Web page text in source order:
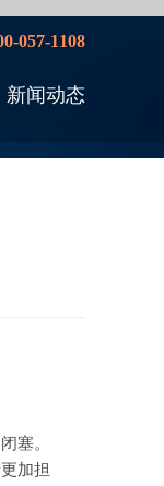
新闻动态
057-1108
塞。
加担